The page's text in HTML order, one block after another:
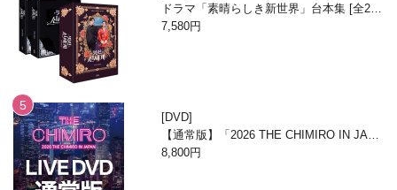
ドラマ「素晴らしき新世界」台本集 [全2
巻/ブックケースエディション]
7,580円
DVD
【通常版】「2026 THE CHIMIRO IN JAPA
N」DVD
8,800円